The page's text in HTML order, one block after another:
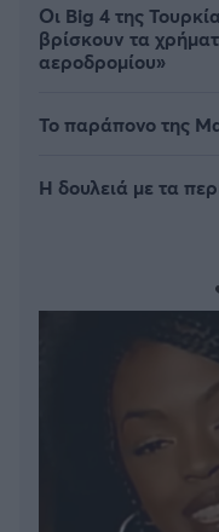
Οι Big 4 της
βρίσκουν τα
αεροδρομίου»
Το παράπονο της
Η δουλειά με τα